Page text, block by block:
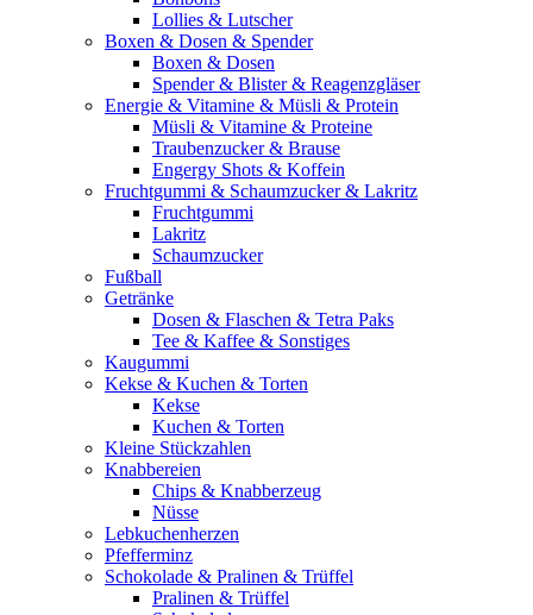
Lollies & Lutscher
Boxen & Dosen & Spender
Boxen & Dosen
Spender & Blister & Reagenzgläser
Energie & Vitamine & Müsli & Protein
Müsli & Vitamine & Proteine
Traubenzucker & Brause
Engergy Shots & Koffein
Fruchtgummi & Schaumzucker & Lakritz
Fruchtgummi
Lakritz
Schaumzucker
Fußball
Getränke
Dosen & Flaschen & Tetra Paks
Tee & Kaffee & Sonstiges
Kaugummi
Kekse & Kuchen & Torten
Kekse
Kuchen & Torten
Kleine Stückzahlen
Knabbereien
Chips & Knabberzeug
Nüsse
Lebkuchenherzen
Pfefferminz
Schokolade & Pralinen & Trüffel
Pralinen & Trüffel